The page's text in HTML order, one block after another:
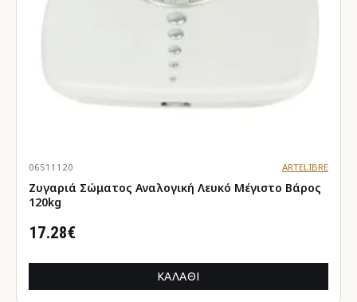
06511120 ARTELIBRE
Ζυγαριά Σώματος Αναλογική Λευκό Μέγιστο Βάρος
120kg
17.28€
ΚΑΛΆΘΙ